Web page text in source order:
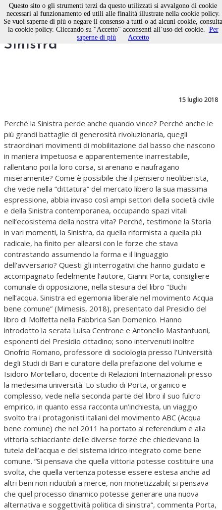
I “Buchi nell’acqua” della
Sinistra
15 luglio 2018
Perché la Sinistra perde anche quando vince? Perché anche le
più grandi battaglie di generosità rivoluzionaria, quegli
straordinari movimenti di mobilitazione dal basso che nascono
in maniera impetuosa e apparentemente inarrestabile,
rallentano poi la loro corsa, si arenano e naufragano
miseramente? Come è possibile che il pensiero neoliberista,
che vede nella “dittatura” del mercato libero la sua massima
espressione, abbia invaso così ampi settori della società civile
e della Sinistra contemporanea, occupando spazi vitali
nell’ecosistema della nostra vita? Perché, testimone la Storia
in vari momenti, la Sinistra, da quella riformista a quella più
radicale, ha finito per allearsi con le forze che stava
contrastando assumendo la forma e il linguaggio
dell’avversario? Questi gli interrogativi che hanno guidato e
accompagnato fedelmente l’autore, Gianni Porta, consigliere
comunale di opposizione, nella stesura del libro “Buchi
nell’acqua. Sinistra ed egemonia liberale nel movimento Acqua
bene comune” (Mimesis, 2018), presentato dal Presidio del
libro di Molfetta nella Fabbrica San Domenico. Hanno
introdotto la serata Luisa Centrone e Antonello Mastantuoni,
esponenti del Presidio cittadino; sono intervenuti inoltre
Onofrio Romano, professore di sociologia presso l’Università
degli Studi di Bari e curatore della prefazione del volume e
Isidoro Mortellaro, docente di Relazioni Internazionali presso
la medesima università. Lo studio di Porta, organico e
complesso, vede nella seconda parte del libro il suo fulcro
empirico, in quanto essa racconta un’inchiesta, un viaggio
svolto tra i protagonisti italiani del movimento ABC (Acqua
bene comune) che nel 2011 ha portato al referendum e alla
vittoria schiacciante delle diverse forze che chiedevano la
tutela dell’acqua e del sistema idrico integrato come bene
comune. “Si pensava che quella vittoria potesse costituire una
svolta, che quella vertenza potesse essere estesa anche ad
altri beni non riducibili a merce, non monetizzabili; si pensava
che quel processo dinamico potesse generare una nuova
alternativa e soggettività politica di sinistra”, commenta Porta,
Questo sito o gli strumenti terzi da questo utilizzati si avvalgono di cookie
necessari al funzionamento ed utili alle finalità illustrate nella cookie policy.
Se vuoi saperne di più o negare il consenso a tutti o ad alcuni cookie, consulta
la cookie policy. Cliccando su "Accetto" acconsenti all’uso dei cookie. Per
saperne di più
Accetto